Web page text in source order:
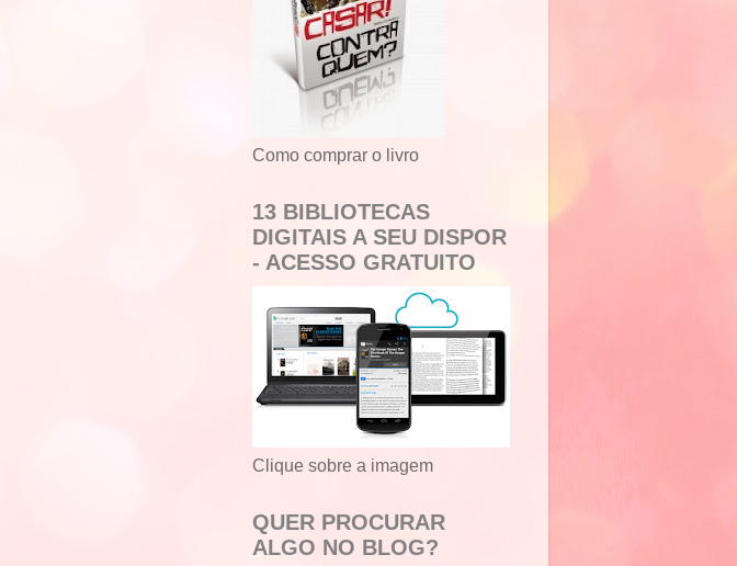
Como comprar o livro
13 BIBLIOTECAS
DIGITAIS A SEU DISPOR
- ACESSO GRATUITO
Clique sobre a imagem
QUER PROCURAR
ALGO NO BLOG?